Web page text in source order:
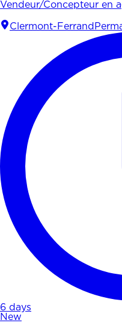
Vendeur/Concepteur en
Clermont-Ferrand
6 days
New